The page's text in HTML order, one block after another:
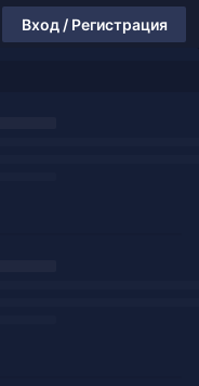
Вход / Регистрация